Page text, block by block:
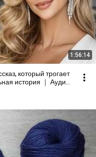
1:56:14
который трогает
история ｜ Аудио